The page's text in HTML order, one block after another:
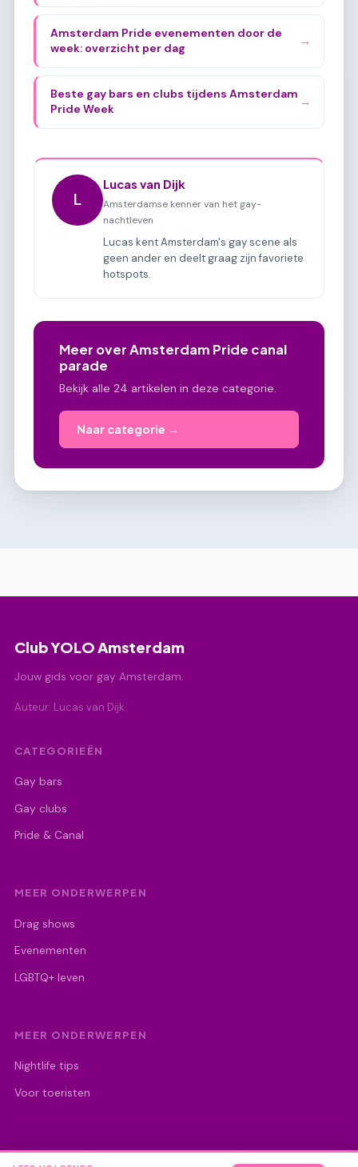
Amsterdam Pride evenementen door de
week: overzicht per dag
→
Beste gay bars en clubs tijdens Amsterdam
Pride Week
→
L
Lucas van Dijk
Amsterdamse kenner van het gay-
nachtleven
Lucas kent Amsterdam's gay scene als
geen ander en deelt graag zijn favoriete
hotspots.
Meer over Amsterdam Pride canal
parade
Bekijk alle 24 artikelen in deze categorie.
Naar categorie →
Club YOLO Amsterdam
Jouw gids voor gay Amsterdam.
Auteur: Lucas van Dijk
CATEGORIEËN
Gay bars
Gay clubs
Pride & Canal
MEER ONDERWERPEN
Drag shows
Evenementen
LGBTQ+ leven
MEER ONDERWERPEN
Nightlife tips
Voor toeristen